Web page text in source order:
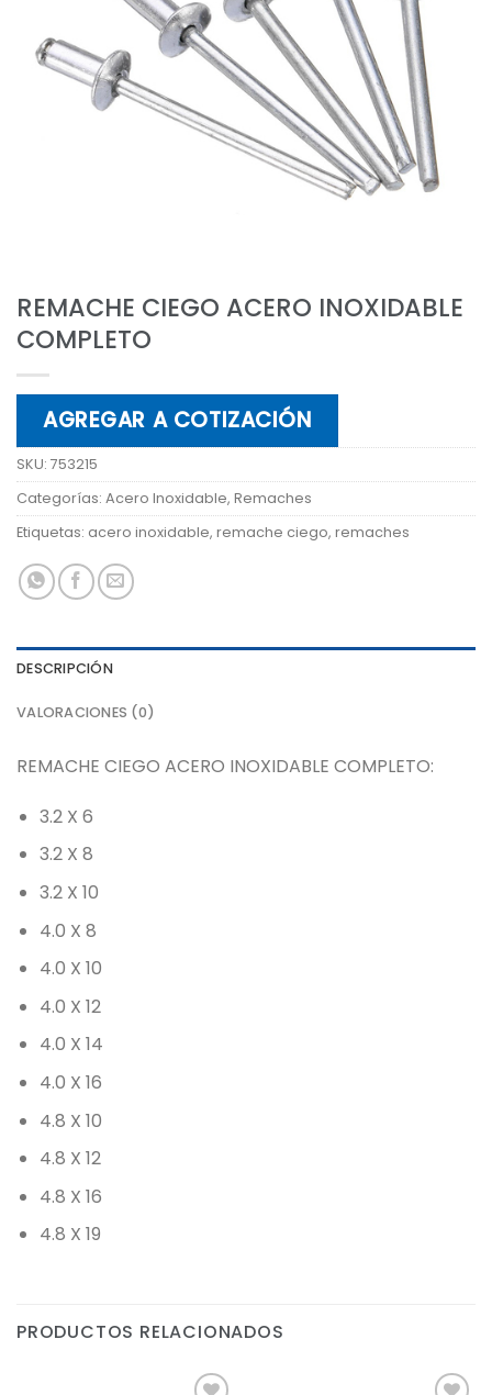
REMACHE CIEGO ACERO INOXIDABLE
COMPLETO
AGREGAR A COTIZACIÓN
SKU: 753215
Categorías: Acero Inoxidable, Remaches
Etiquetas: acero inoxidable, remache ciego, remaches
DESCRIPCIÓN
VALORACIONES (0)
REMACHE CIEGO ACERO INOXIDABLE COMPLETO:
3.2 X 6
3.2 X 8
3.2 X 10
4.0 X 8
4.0 X 10
4.0 X 12
4.0 X 14
4.0 X 16
4.8 X 10
4.8 X 12
4.8 X 16
4.8 X 19
PRODUCTOS RELACIONADOS